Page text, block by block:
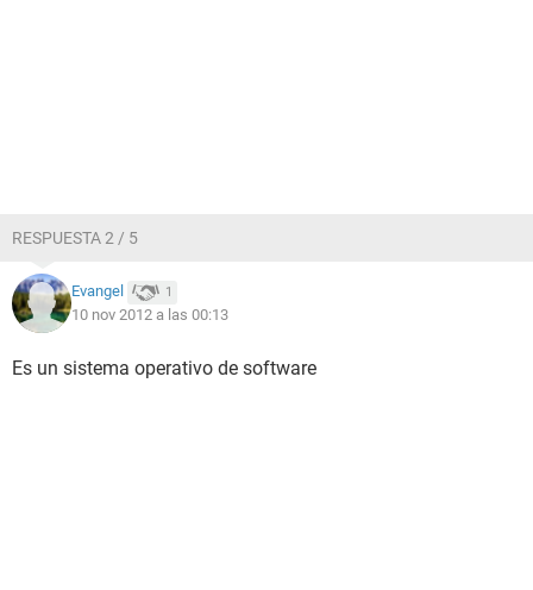
RESPUESTA 2 / 5
Evangel 1
10 nov 2012 a las 00:13
Es un sistema operativo de software